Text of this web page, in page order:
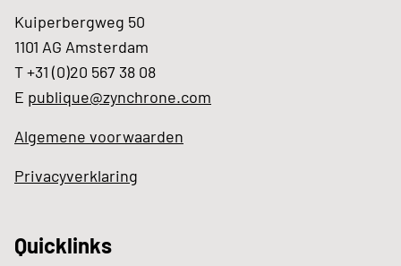
Kuiperbergweg 50
1101 AG Amsterdam
T +31 (0)20 567 38 08
E publique@zynchrone.com
Algemene voorwaarden
Privacyverklaring
Quicklinks